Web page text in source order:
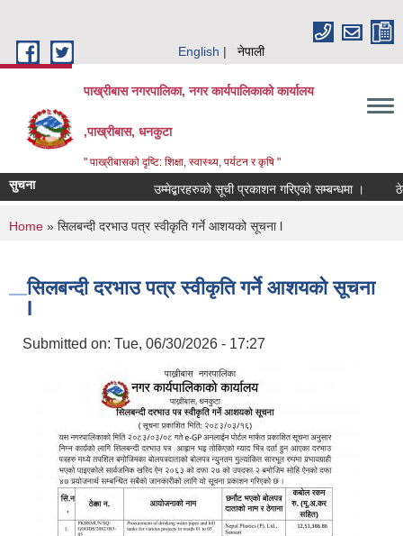
English नेपाली
पाख्रीबास नगरपालिका, नगर कार्यपालिकाको कार्यालय
,पाख्रीबास, धनकुटा
" पाख्रीबासको दृष्टि: शिक्षा, स्वास्थ्य, पर्यटन र कृषि "
सुचना उम्मेद्बारहरुको सूची प्रकाशन गरिएको सम्बन्धमा ।
You are here
Home » सिलबन्दी दरभाउ पत्र स्वीकृति गर्ने आशयको सूचना l
सिलबन्दी दरभाउ पत्र स्वीकृति गर्ने आशयको सूचना
Submitted on: Tue, 06/30/2026 - 17:27